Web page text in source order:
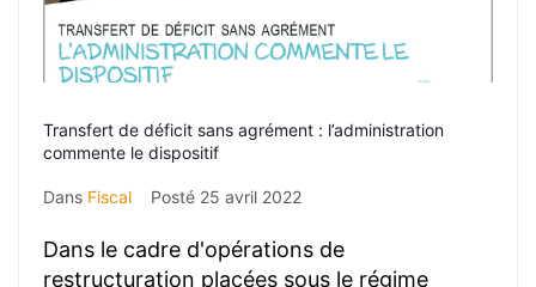
Transfert de déficit sans agrément : l’administration
commente le dispositif
Dans Fiscal Posté 25 avril 2022
Dans le cadre d'opérations de
restructuration placées sous le régime